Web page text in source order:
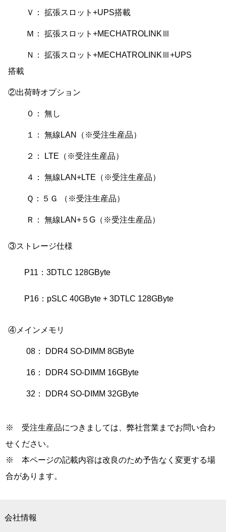
Ｖ： 拡張スロット+UPS搭載
Ｍ： 拡張スロット+MECHATROLINKⅢ
Ｎ： 拡張スロット+MECHATROLINKⅢ+UPS
搭載
②出荷時オプション
０： 無し
１： 無線LAN（※受注生産品）
２： LTE（※受注生産品）
４： 無線LAN+LTE（※受注生産品）
Ｑ：５Ｇ （※受注生産品）
Ｒ： 無線LAN+５G（※受注生産品）
③ストレージ仕様
P11：3DTLC 128GByte
P16：pSLC 40GByte + 3DTLC 128GByte
④メインメモリ
08： DDR4 SO-DIMM 8GByte
16： DDR4 SO-DIMM 16GByte
32： DDR4 SO-DIMM 32GByte
※ 受注生産品につきましては、弊社営業までお問い合わ
せください。
※ 本ページの記載内容は改良のため予告なく変更する場
合があります。
会社情報